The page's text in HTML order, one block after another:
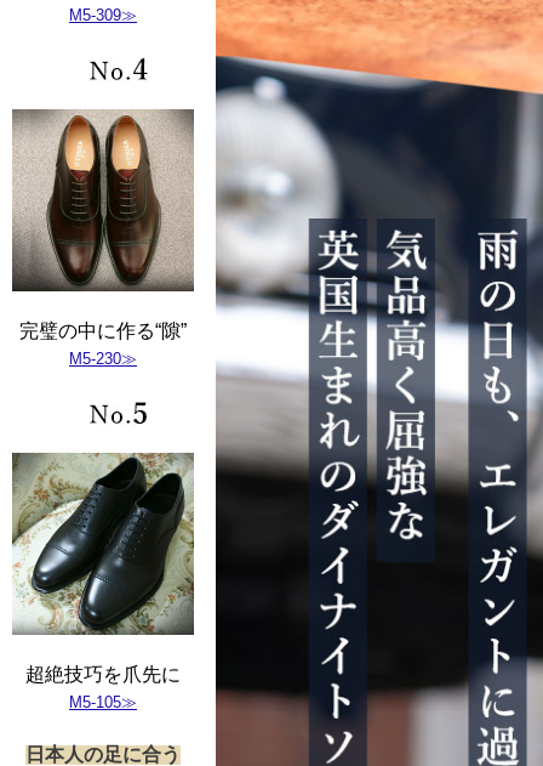
M5-309≫
完璧の中に作る“隙”
M5-230≫
超絶技巧を爪先に
M5-105≫
日本人の足に合う